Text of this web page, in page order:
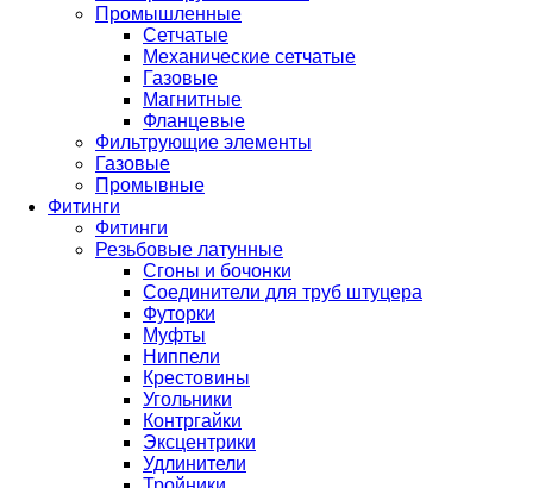
Промышленные
Сетчатые
Механические сетчатые
Газовые
Магнитные
Фланцевые
Фильтрующие элементы
Газовые
Промывные
Фитинги
Фитинги
Резьбовые латунные
Сгоны и бочонки
Соединители для труб штуцера
Футорки
Муфты
Ниппели
Крестовины
Угольники
Контргайки
Эксцентрики
Удлинители